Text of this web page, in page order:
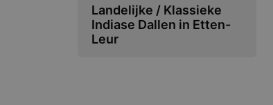
Landelijke / Klassieke
Indiase Dallen in Etten-
Leur